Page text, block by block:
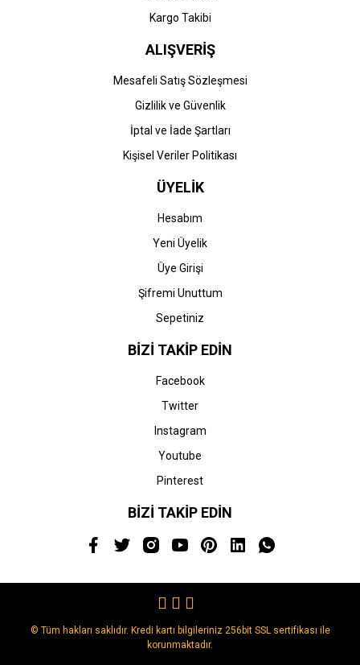
Kargo Takibi
ALIŞVERİŞ
Mesafeli Satış Sözleşmesi
Gizlilik ve Güvenlik
İptal ve İade Şartları
Kişisel Veriler Politikası
ÜYELİK
Hesabım
Yeni Üyelik
Üye Girişi
Şifremi Unuttum
Sepetiniz
BİZİ TAKİP EDİN
Facebook
Twitter
Instagram
Youtube
Pinterest
BİZİ TAKİP EDİN
© Tüm hakları saklıdır. Kredi kartı bilgileriniz 256bit SSL sertifikası ile
korunmaktadır.